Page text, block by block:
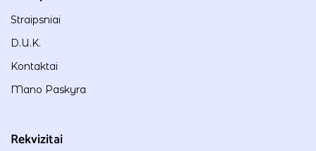
Straipsniai
D.U.K.
Kontaktai
Mano Paskyra
Rekvizitai